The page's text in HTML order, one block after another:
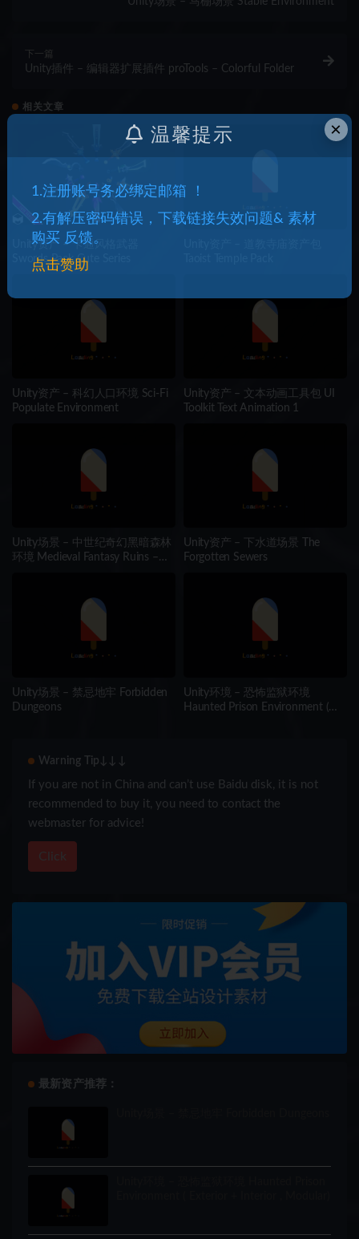
下一篇
Unity插件 – 编辑器扩展插件 proTools – Colorful Folder
相关文章
Unity资产 – 卡通风格武器
Swords Pack Cute Series
Unity资产 – 科幻人口环境 Sci-Fi
Populate Environment
Unity资产 – 文本动画工具包 UI
Toolkit Text Animation 1
Unity场景 – 中世纪奇幻黑暗森林
环境 Medieval Fantasy Ruins –
Unity资产 – 下水道场景 The
Forgotten Sewers
Unity场景 – 禁忌地牢 Forbidden
Dungeons
Unity环境 – 恐怖监狱环境
Haunted Prison Environment (
Warning Tip↓↓↓
If you are not in China and can’t use Baidu disk, it is not
recommended to buy it, you need to contact the
webmaster for advice!
Click
最新资产推荐：
×
温馨提示
1.注册账号务必绑定邮箱 ！
2.有解压密码错误，下载链接失效问题& 素材
购买 反馈。
点击赞助